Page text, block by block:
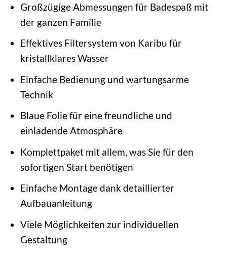
Großzügige Abmessungen für Badespaß mit
der ganzen Familie
Effektives Filtersystem von Karibu für
kristallklares Wasser
Einfache Bedienung und wartungsarme
Technik
Blaue Folie für eine freundliche und
einladende Atmosphäre
Komplettpaket mit allem, was Sie für den
sofortigen Start benötigen
Einfache Montage dank detaillierter
Aufbauanleitung
Viele Möglichkeiten zur individuellen
Gestaltung